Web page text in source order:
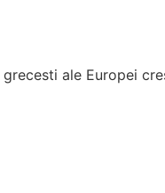
ale Europei